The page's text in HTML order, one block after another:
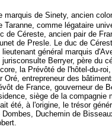
marquis de Sinety, ancien
Taranne, comme légataire
de Céreste, ancien pair de
de Presle. Le duc de
lieutenant général marquis
jurisconsulte Berryer, père du
la Prévôté de l'hôtel-du-
Oré, entrepreneur des
de France, gouverneur de
siège de la compagnie
été, à l'origine, le trésor
Dombes, Duchemin de